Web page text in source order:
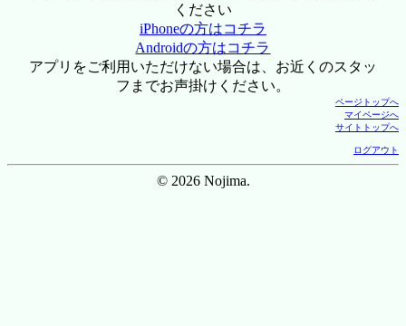
ください
iPhoneの方はコチラ
Androidの方はコチラ
アプリをご利用いただけない場合は、お近くのスタッ
フまでお声掛けください。
ページトップへ
マイページへ
サイトトップへ
ログアウト
© 2026 Nojima.